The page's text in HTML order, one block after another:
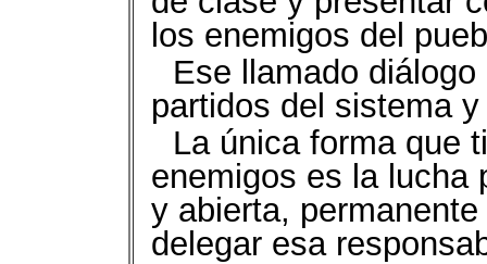
los enemigos del
Ese llamado
partidos del sistema
La única forma que
enemigos es la lucha
y abierta,
delegar esa